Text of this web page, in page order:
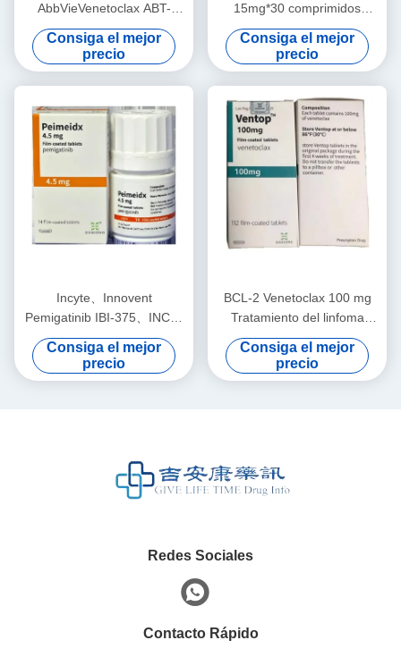
AbbVieVenetoclax ABT-
199Ventok 100mg*112
comprimidos Leucemia,
linfoma para cáncer en
etapa 1 2 3
Consiga el mejor
precio
15mg*30 comprimidos
Leucemia mieloide, leucemia
linfocítica para el cáncer en
estadio 1 2 3
Consiga el mejor
precio
Incyte、Innovent
Pemigatinib IBI-375、INCB-
054828、INCB-54828
Peimeidx 4.5mg*14
comprimidos Carcinoma de
Consiga el mejor
precio
BCL-2 Venetoclax 100 mg
Tratamiento del linfoma
Medicamentos Venetoclax
en tabletas
Consiga el mejor
precio
Redes Sociales
Contacto Rápido